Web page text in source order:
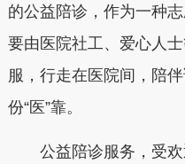
的公益陪诊，作为一种
要由医院社工、爱心人
服，行走在医院间，陪
份“医”靠。
公益陪诊服务，受